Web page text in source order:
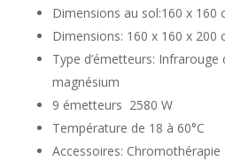
Dimensions au sol:160 x 160
Dimensions: 160 x 160 x 200
Type d’émetteurs:
magnésium
9 émetteurs 2580 W
Température de 18 à 60°C
Accessoires: Chromothérapie